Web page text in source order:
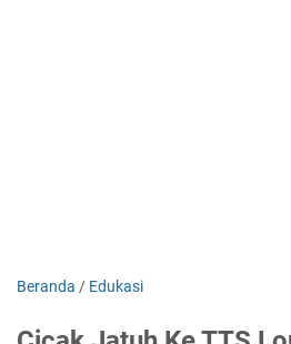
Beranda / Edukasi